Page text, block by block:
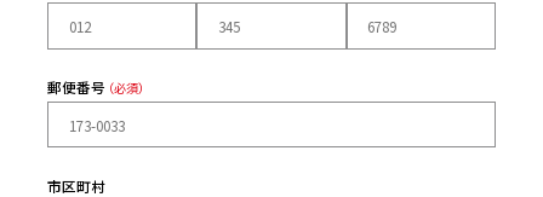
郵便番号 （必須）
市区町村